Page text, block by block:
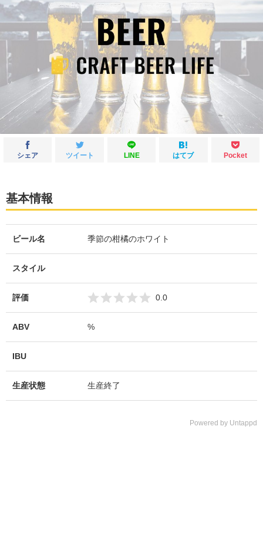
シェア ツイート LINE はてブ Pocket
基本情報
ビール名 季節の柑橘のホワイト
スタイル
評価 0.0
ABV %
IBU
生産状態 生産終了
Powered by Untappd